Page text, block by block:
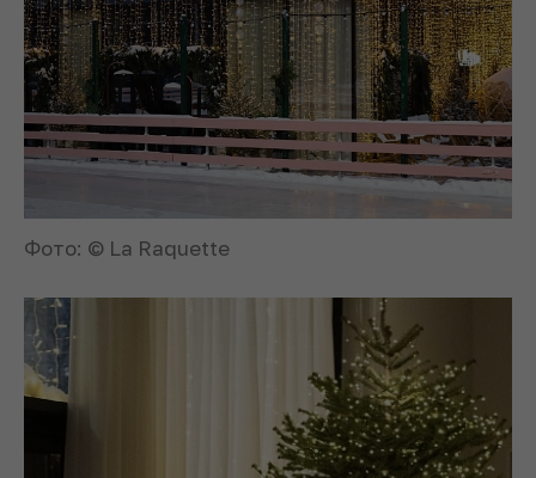
Фото: © La Raquette